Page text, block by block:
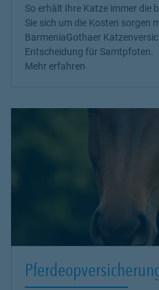
So erhält Ihre Katze immer die
Sie sich um die Kosten sorgen
BarmeniaGothaer
Entscheidung für Samtpfoten.
Mehr erfahren